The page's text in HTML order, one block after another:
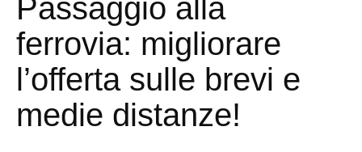
Passaggio alla
ferrovia: migliorare
l’offerta sulle brevi e
medie distanze!